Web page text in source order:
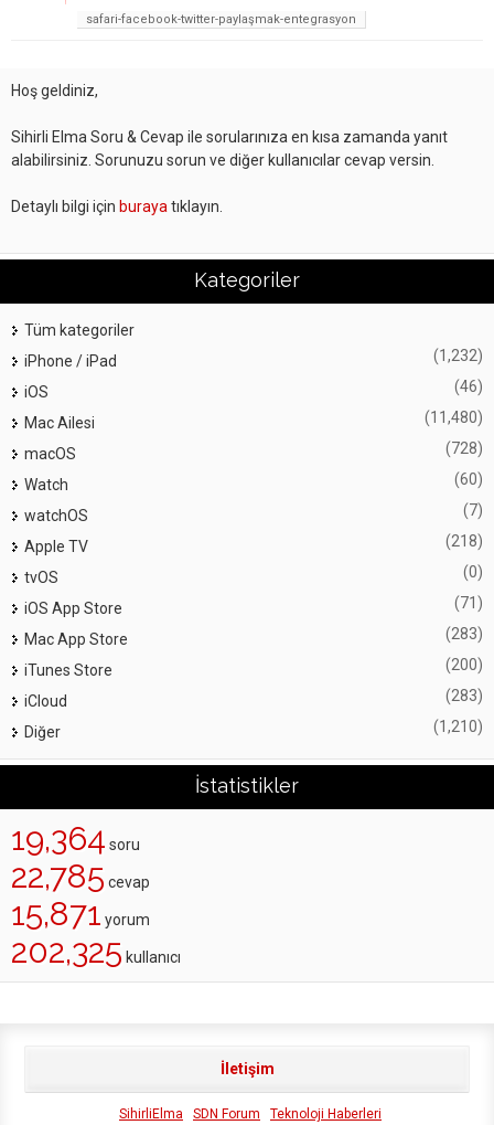
safari-facebook-twitter-paylaşmak-entegrasyon
Hoş geldiniz,
Sihirli Elma Soru & Cevap ile sorularınıza en kısa zamanda yanıt
alabilirsiniz. Sorunuzu sorun ve diğer kullanıcılar cevap versin.
Detaylı bilgi için buraya tıklayın.
Kategoriler
Tüm kategoriler
iPhone / iPad
(1,232)
iOS (46)
Mac Ailesi (11,480)
macOS (728)
Watch (60)
watchOS (7)
Apple TV (218)
tvOS (0)
iOS App Store (71)
Mac App Store (283)
iTunes Store (200)
iCloud (283)
Diğer (1,210)
İstatistikler
19,364 soru
22,785 cevap
15,871 yorum
202,325 kullanıcı
İletişim
SihirliElma SDN Forum Teknoloji Haberleri